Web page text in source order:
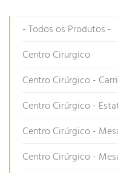
- Todos os Produtos -
Centro Cirurgico
Centro Cirúrgico -
Centro Cirúrgico -
Centro Cirúrgico -
Centro Cirúrgico -